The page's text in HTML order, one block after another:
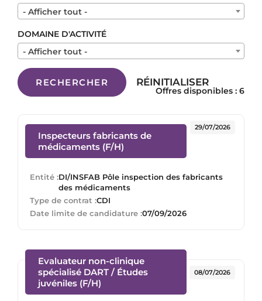
- Afficher tout -
DOMAINE D'ACTIVITÉ
- Afficher tout -
RECHERCHER RÉINITIALISER
Offres disponibles : 6
Inspecteurs fabricants de
médicaments (F/H)
Entité :DI/INSFAB Pôle inspection des fabricants
des médicaments
Type de contrat :CDI
29/07/2026
Date limite de candidature :07/09/2026
Evaluateur non-clinique
spécialisé DART / Études
juvéniles (F/H)
08/07/2026